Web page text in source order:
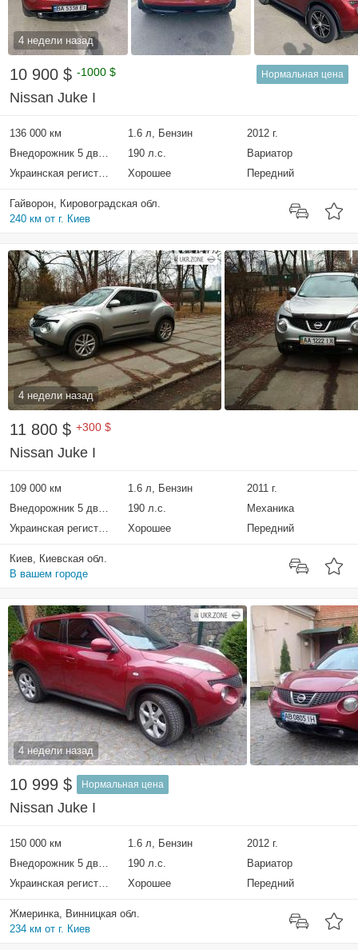
4 недели назад
10 900 $ -1000 $ Нормальная цена
Nissan Juke I
136 000 км 1.6 л, Бензин
2012 г.
Внедорожник 5 дверей
190 л.с.
Вариатор
Украинская регистрация
Хорошее Передний
Гайворон, Кировоградская обл.
240 км от г. Киев
4 недели назад
11 800 $ +300 $
Nissan Juke I
109 000 км 1.6 л, Бензин
2011 г.
Внедорожник 5 дверей
190 л.с.
Механика
Украинская регистрация
Хорошее Передний
Киев, Киевская обл.
В вашем городе
4 недели назад
10 999 $ Нормальная цена
Nissan Juke I
150 000 км 1.6 л, Бензин
2012 г.
Внедорожник 5 дверей
190 л.с.
Вариатор
Украинская регистрация
Хорошее Передний
Жмеринка, Винницкая обл.
234 км от г. Киев